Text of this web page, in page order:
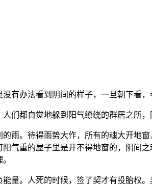
有办法看到阴间的样子，一旦朝下看，
们都自觉地躲到阳气缭绕的群居之所，
雨。待得雨势大作，所有的魂大开地
气重的屋子里是开不得地窗的，阴间
量。人死的时候，签了契才有投胎权